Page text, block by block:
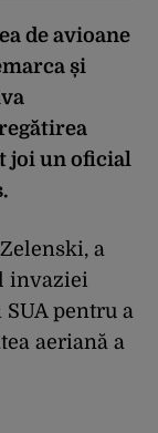
de avioane
și
joi un oficial
a
invaziei
pentru a
aeriană a